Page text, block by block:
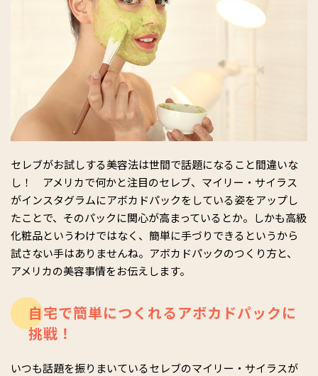
セレブがお試しする美容法は世間で話題になること間違いな
し！ アメリカで何かと注目のセレブ、マイリー・サイラス
がインスタグラムにアボカドパックをしている姿をアップし
たことで、そのパックに関心が高まっているとか。しかも高級
化粧品というわけではなく、簡単に手づりできるというから
試さない手はありませんね。アボカドパックのつくり方と、
アメリカの美容事情をお伝えします。
自宅で簡単につくれるアボカドパックに
挑戦！
いつも話題を振りまいているセレブのマイリー・サイラスが